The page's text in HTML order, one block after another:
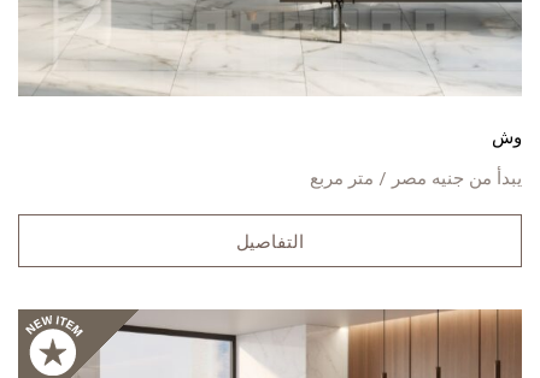
وش
يبدأ من جنيه مصر / متر مربع
التفاصيل